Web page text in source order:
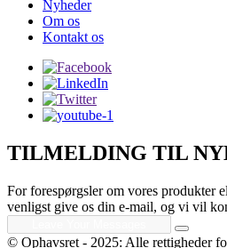
Nyheder
Om os
Kontakt os
TILMELDING TIL
For forespørgsler om vores produkter
venligst give os din e-mail, og vi vil
© Ophavsret - 2025: Alle rettigheder